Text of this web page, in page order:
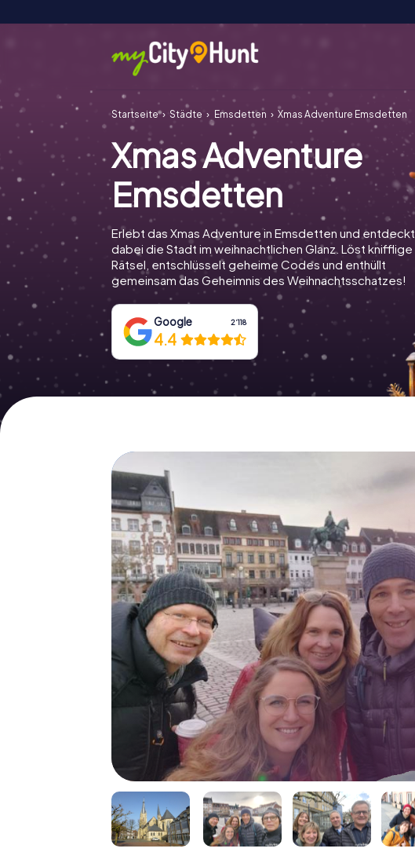
Startseite Städte Emsdetten Xmas Adventure Emsdetten
Xmas Adventure
Emsdetten
Erlebt das Xmas Adventure in Emsdetten und entdeckt
dabei die Stadt im weihnachtlichen Glanz. Löst knifflige
Rätsel, entschlüsselt geheime Codes und enthüllt
gemeinsam das Geheimnis des Weihnachtsschatzes!
Google 2‘118
4.4